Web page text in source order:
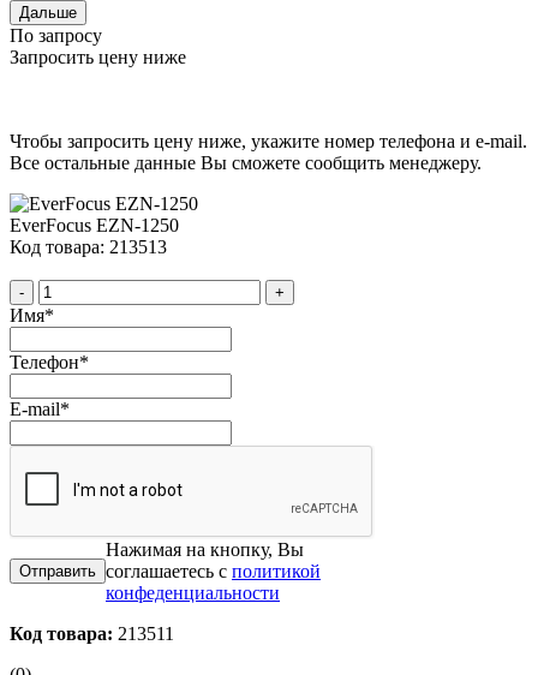
Дальше
По запросу
Запросить цену ниже
Чтобы запросить цену ниже, укажите номер телефона и e-mail.
Все остальные данные Вы сможете сообщить менеджеру.
EverFocus EZN-1250
Код товара: 213513
- +
Имя*
Телефон*
E-mail*
Нажимая на кнопку, Вы
соглашаетесь с политикой
конфеденциальности
Код товара: 213511